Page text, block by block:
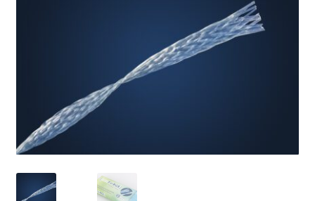
Polityka prywatności